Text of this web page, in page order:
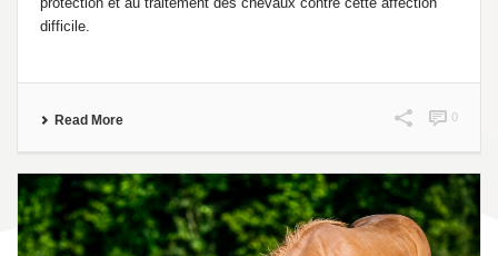
difficile.
Read More 0